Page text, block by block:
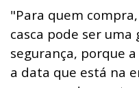
"Para quem
casca pode ser
segurança, porque
a data que está na